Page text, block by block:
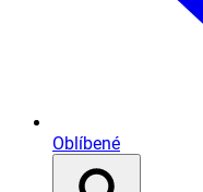
Oblíbené